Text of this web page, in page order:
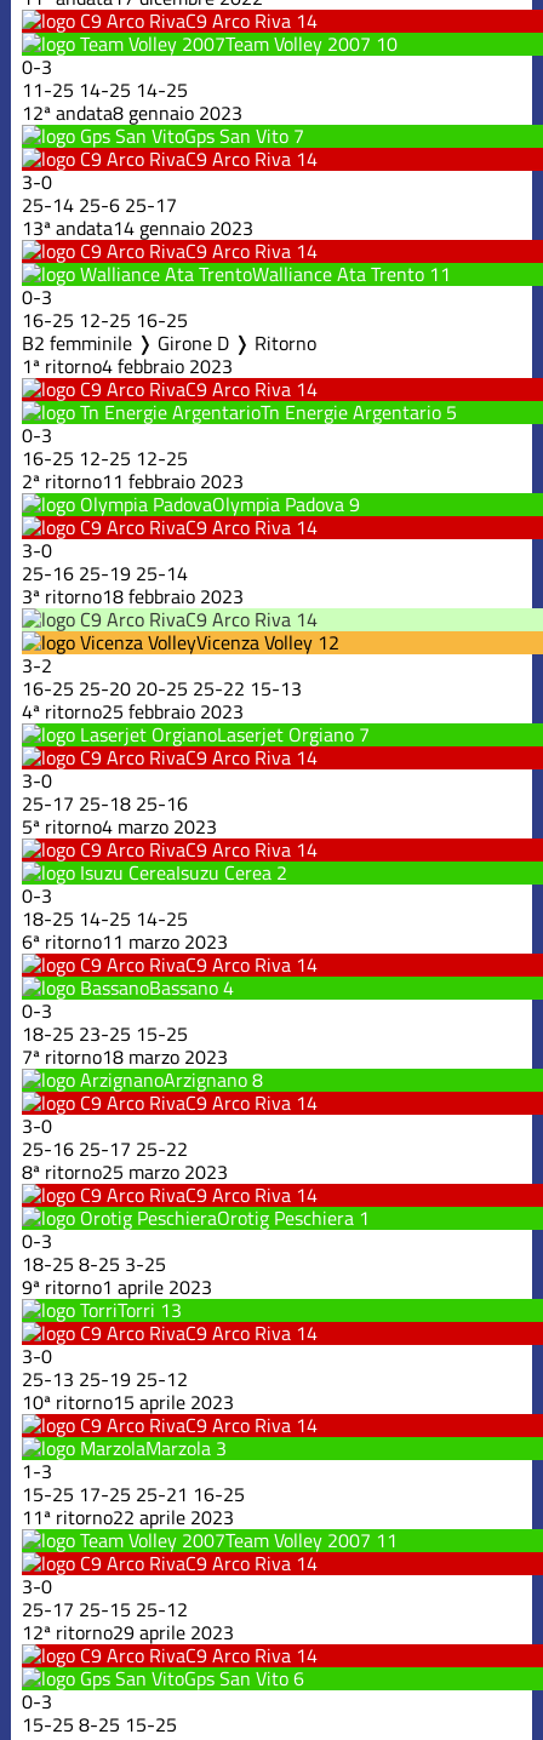
C9 Arco Riva 14
Team Volley 2007 10
0-3
11-25 14-25 14-25
12ª andata8 gennaio 2023
Gps San Vito 7
C9 Arco Riva 14
3-0
25-14 25-6 25-17
13ª andata14 gennaio 2023
C9 Arco Riva 14
Walliance Ata Trento 11
0-3
16-25 12-25 16-25
B2 femminile ❭ Girone D ❭ Ritorno
1ª ritorno4 febbraio 2023
C9 Arco Riva 14
Tn Energie Argentario 5
0-3
16-25 12-25 12-25
2ª ritorno11 febbraio 2023
Olympia Padova9
C9 Arco Riva 14
3-0
25-16 25-19 25-14
3ª ritorno18 febbraio 2023
C9 Arco Riva 14
Vicenza Volley 12
3-2
16-25 25-20 20-25 25-22 15-13
4ª ritorno25 febbraio 2023
Laserjet Orgiano 7
C9 Arco Riva 14
3-0
25-17 25-18 25-16
5ª ritorno4 marzo 2023
C9 Arco Riva 14
Isuzu Cerea 2
0-3
18-25 14-25 14-25
6ª ritorno11 marzo 2023
C9 Arco Riva 14
Bassano4
0-3
18-25 23-25 15-25
7ª ritorno18 marzo 2023
Arzignano8
C9 Arco Riva 14
3-0
25-16 25-17 25-22
8ª ritorno25 marzo 2023
C9 Arco Riva 14
Orotig Peschiera 1
0-3
18-25 8-25 3-25
9ª ritorno1 aprile 2023
Torri 13
C9 Arco Riva 14
3-0
25-13 25-19 25-12
10ª ritorno15 aprile 2023
C9 Arco Riva 14
Marzola 3
1-3
15-25 17-25 25-21 16-25
11ª ritorno22 aprile 2023
Team Volley 2007 11
C9 Arco Riva 14
3-0
25-17 25-15 25-12
12ª ritorno29 aprile 2023
C9 Arco Riva 14
Gps San Vito6
0-3
15-25 8-25 15-25